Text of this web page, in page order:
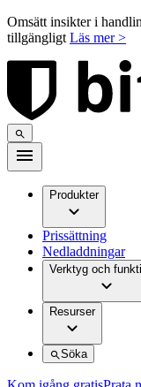
Omsätt insikter i
tillgängligt Läs mer >
Produkter
Prissättning
Nedladdningar
Verktyg och
Resurser
Söka